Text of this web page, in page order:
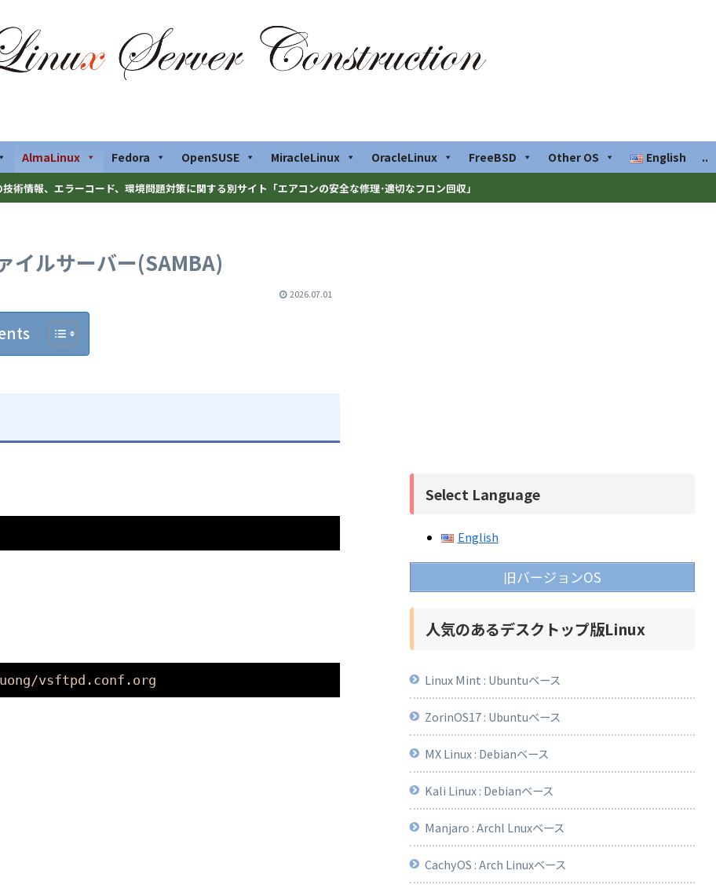
AlmaLinux Fedora OpenSUSE MiracleLinux OracleLinux FreeBSD Other OS English ..
術情報、エラーコード、環境問題対策に関する別サイト「エアコンの安全な修理･適切なフロン回収」
ルサーバー(SAMBA)
2026.07.01
vsftpd.conf.org
Select Language
English
旧バージョンOS
人気のあるデスクトップ版Linux
Linux Mint : Ubuntuベース
ZorinOS17 : Ubuntuベース
MX Linux : Debianベース
Kali Linux : Debianベース
Manjaro : Archl Lnuxベース
CachyOS : Arch Linuxベース